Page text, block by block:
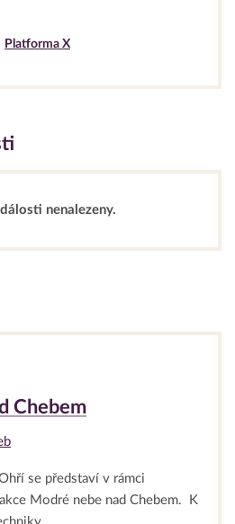
Platforma X
nenalezeny.
Chebem
se představí v rámci
Modré nebe nad Chebem. K